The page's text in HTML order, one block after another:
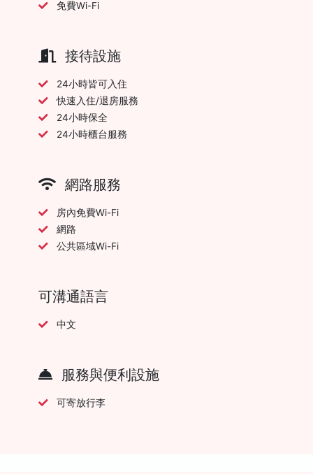
免費Wi-Fi
接待設施
24小時皆可入住
快速入住/退房服務
24小時保全
24小時櫃台服務
網路服務
房內免費Wi-Fi
網路
公共區域Wi-Fi
可溝通語言
中文
服務與便利設施
可寄放行李